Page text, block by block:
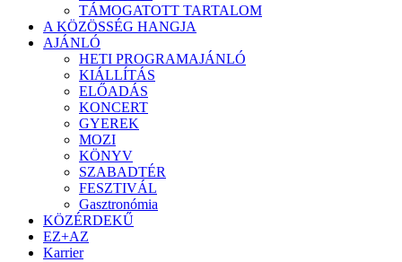
TÁMOGATOTT TARTALOM
A KÖZÖSSÉG HANGJA
AJÁNLÓ
HETI PROGRAMAJÁNLÓ
KIÁLLÍTÁS
ELŐADÁS
KONCERT
GYEREK
MOZI
KÖNYV
SZABADTÉR
FESZTIVÁL
Gasztronómia
KÖZÉRDEKŰ
EZ+AZ
Karrier